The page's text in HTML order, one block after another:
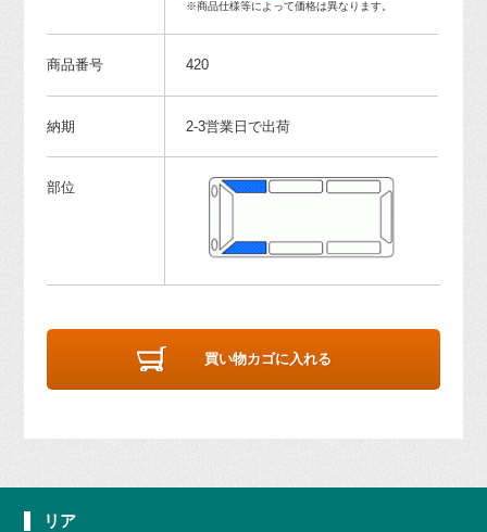
※商品仕様等によって価格は異なります。
商品番号 420
納期 2-3営業日で出荷
部位
買い物カゴに入れる
リア